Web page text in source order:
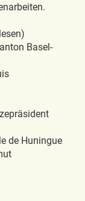
Basel-
de Huningue